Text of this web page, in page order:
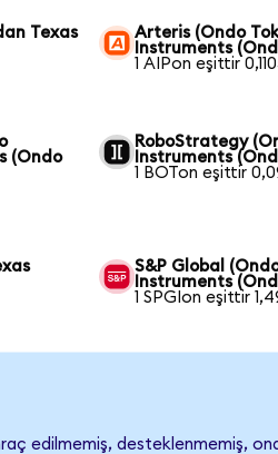
Texas
Arteris (Ondo
Instruments
1 AIPon eşittir
(Ondo
RoboStrategy
Instruments
1 BOTon eşittir
S&P Global
Instruments
1 SPGIon eşittir
edilmemiş, desteklenmemiş,